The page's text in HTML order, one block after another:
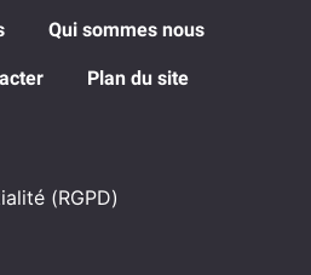
Qui sommes nous
Plan du site
(RGPD)